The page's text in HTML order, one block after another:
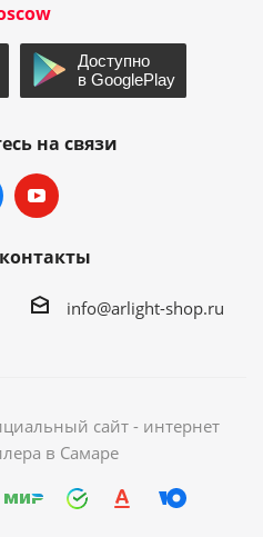
на связи
info@arlight-shop.ru
сайт - интернет
в Самаре